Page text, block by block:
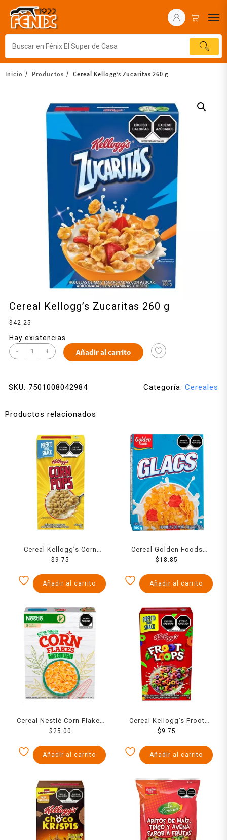
Inicio Productos Cereal Kellogg’s Zucaritas 260 g
Cereal Kellogg’s Zucaritas 260 g
$ 42.25
Hay existencias
- + Añadir al carrito
SKU: 7501008042984 Categoría: Cereales
Productos relacionados
Cereal Kellogg’s Corn
Pops 30 g
$ 9.75
Añadir al carrito
Cereal Golden Foods
Glacs 150 g
$18.85
Añadir al carrito
Cereal Nestlé Corn Flakes
sin gluten 180 g
$ 25.00
Añadir al carrito
Cereal Kellogg’s Froot
Loops sabor a frutas 25 g
$ 9.75
Añadir al carrito